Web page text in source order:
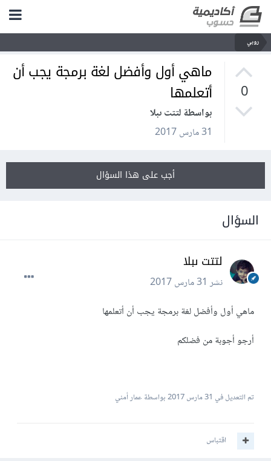
روبي
0
ماهي أول وأفضل لغة برمجة يجب أن
أتعلمها
بواسطة لتتت ىبلا
31 مارس 2017
أجب على هذا السؤال
السؤال
لتتت ىبلا
نشر31 مارس 2017
ماهي أول وأفضل لغة برمجة يجب أن أتعلمها
أرجو أجوبة من فضلكم
تم التعديل في 31 مارس 2017 بواسطة عمار أمني
اقتباس